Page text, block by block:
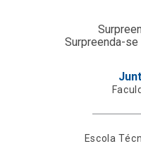
Surpreenda-se
Escola